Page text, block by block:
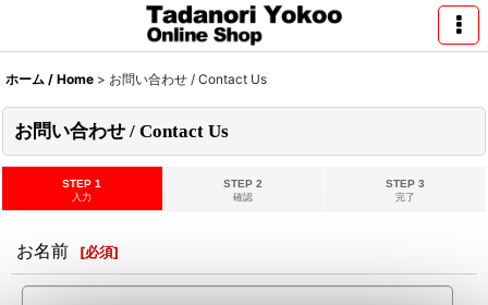
ホーム / Home > お問い合わせ / Contact Us
お問い合わせ / Contact Us
STEP 1
入力
STEP 2
確認
STEP 3
完了
お名前 [必須]